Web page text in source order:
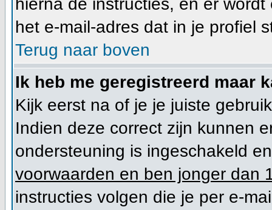
het e-mail-adres dat in je profiel
Terug naar boven
Ik heb me geregistreerd maar
Kijk eerst na of je je juiste
Indien deze correct zijn kunnen
ondersteuning is ingeschakeld
voorwaarden en ben jonger dan
instructies volgen die je per e-